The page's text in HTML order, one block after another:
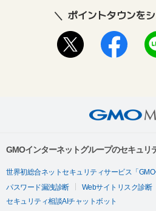
ポイントタウンを
GMOインターネットグループのセキュリ
世界初総合ネットセキュリティサービス「GMO
パスワード漏洩診断
Webサイトリスク診断
セキュリティ相談AIチャットボット